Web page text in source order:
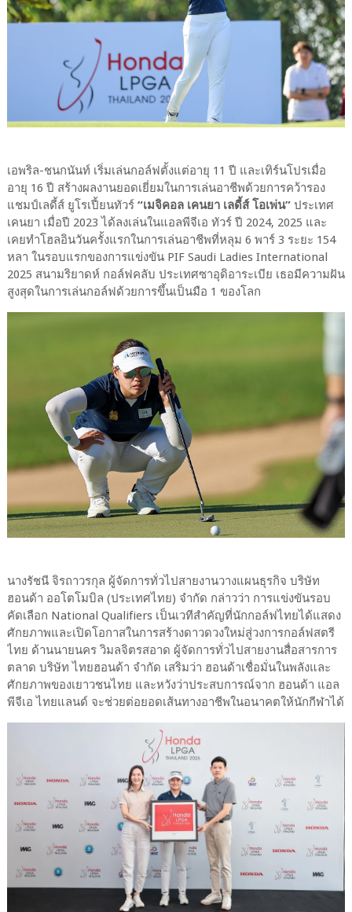
เอพริล-ชนกนันท์ เริ่มเล่นกอล์ฟตั้งแต่อายุ 11 ปี และเทิร์นโปรเมื่อ
อายุ 16 ปี สร้างผลงานยอดเยี่ยมในการเล่นอาชีพด้วยการคว้ารอง
แชมป์เลดี้ส์ ยูโรเปี้ยนทัวร์ “เมจิคอล เคนยา เลดี้ส์ โอเพ่น”ประเทศ
เคนยา เมื่อปี 2023 ได้ลงเล่นในแอลพีจีเอ ทัวร์ ปี 2024, 2025 และ
เคยทำโฮลอินวันครั้งแรกในการเล่นอาชีพที่หลุม 6 พาร์ 3 ระยะ 154
หลา ในรอบแรกของการแข่งขัน PIF Saudi Ladies International
2025 สนามริยาดห์ กอล์ฟคลับ ประเทศซาอุดิอาระเบีย เธอมีความฝัน
สูงสุดในการเล่นกอล์ฟด้วยการขึ้นเป็นมือ 1 ของโลก
นางรัชนี จิรถาวรกุล ผู้จัดการทั่วไปสายงานวางแผนธุรกิจ บริษัท
ฮอนด้า ออโตโมบิล (ประเทศไทย) จำกัด กล่าวว่า การแข่งขันรอบ
คัดเลือก National Qualifiers เป็นเวทีสำคัญที่นักกอล์ฟไทยได้แสดง
ศักยภาพและเปิดโอกาสในการสร้างดาวดวงใหม่สู่วงการกอล์ฟสตรี
ไทย ด้านนายนคร วิมลจิตรสอาด ผู้จัดการทั่วไปสายงานสื่อสารการ
ตลาด บริษัท ไทยฮอนด้า จำกัด เสริมว่า ฮอนด้าเชื่อมั่นในพลังและ
ศักยภาพของเยาวชนไทย และหวังว่าประสบการณ์จาก ฮอนด้า แอล
พีจีเอ ไทยแลนด์ จะช่วยต่อยอดเส้นทางอาชีพในอนาคตให้นักกีฬาได้